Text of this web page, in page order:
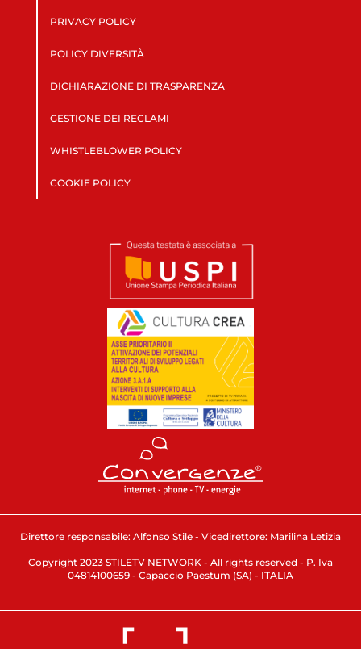
PRIVACY POLICY
POLICY DIVERSITÀ
DICHIARAZIONE DI TRASPARENZA
GESTIONE DEI RECLAMI
WHISTLEBLOWER POLICY
COOKIE POLICY
Direttore responsabile: Alfonso Stile - Vicedirettore: Marilina Letizia
Copyright 2023 STILETV NETWORK - All rights reserved - P. Iva
04814100659 - Capaccio Paestum (SA) - ITALIA